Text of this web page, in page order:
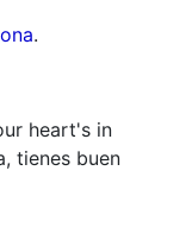
.
heart's in
tienes buen